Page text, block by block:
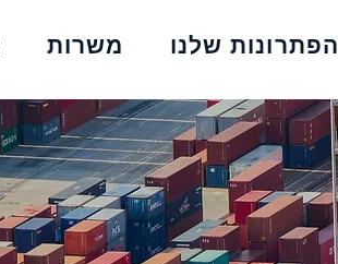
הפתרונות שלנו משרות